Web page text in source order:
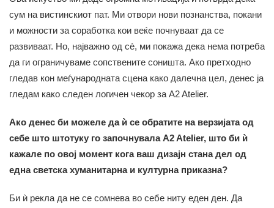
сум на вистинскиот пат. Ми отвори нови познанства, покани
и можности за соработка кои веќе почнуваат да се
развиваат. Но, најважно од сè, ми покажа дека нема потреба
да ги ограничуваме сопствените соништа. Ако претходно
гледав кон меѓународната сцена како далечна цел, денес ја
гледам како следен логичен чекор за A2 Atelier.
Ако денес би можеле да ѝ се обратите на верзијата од
себе што штотуку го започнувала A2 Atelier, што би ѝ
кажале по овој момент кога ваш дизајн стана дел од
една светска хуманитарна и културна приказна?
Би ѝ рекла да не се сомнева во себе ниту еден ден. Да